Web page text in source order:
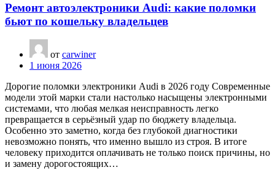
Ремонт автоэлектроники Audi: какие поломки
бьют по кошельку владельцев
от carwiner
1 июня 2026
Дорогие поломки электроники Audi в 2026 году Современные
модели этой марки стали настолько насыщены электронными
системами, что любая мелкая неисправность легко
превращается в серьёзный удар по бюджету владельца.
Особенно это заметно, когда без глубокой диагностики
невозможно понять, что именно вышло из строя. В итоге
человеку приходится оплачивать не только поиск причины, но
и замену дорогостоящих…